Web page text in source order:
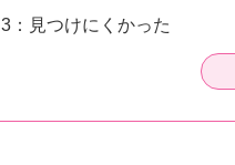
3：見つけにくかった